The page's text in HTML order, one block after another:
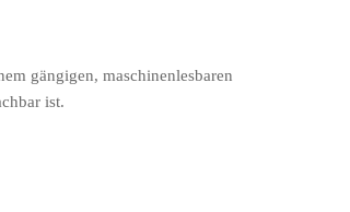
gängigen, maschinenlesbaren
ist.